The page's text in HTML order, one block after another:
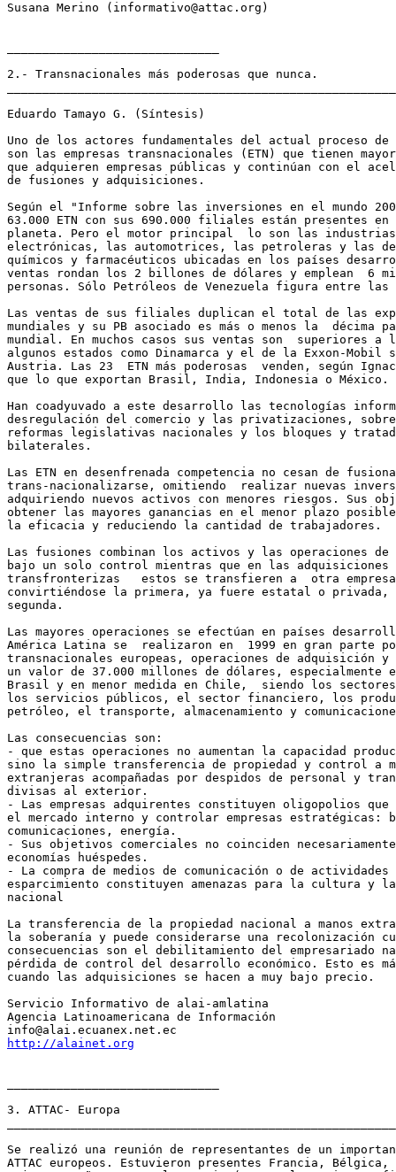
Susana Merino (informativo@attac.org)
2.- Transnacionales más poderosas que nunca.
Eduardo Tamayo G. (Síntesis)
Uno de los actores fundamentales del actual proceso
son las empresas transnacionales (ETN) que tienen
que adquieren empresas públicas y continúan con el
de fusiones y adquisiciones.
Según el "Informe sobre las inversiones en el mundo
63.000 ETN con sus 690.000 filiales están presentes
planeta. Pero el motor principal  lo son las
electrónicas, las automotrices, las petroleras y las de
químicos y farmacéuticos ubicadas en los países
ventas rondan los 2 billones de dólares y emplean  6
personas. Sólo Petróleos de Venezuela figura entre las
Las ventas de sus filiales duplican el total de las
mundiales y su PB asociado es más o menos la  décima
mundial. En muchos casos sus ventas son  superiores a
algunos estados como Dinamarca y el de la Exxon-Mobil
Austria. Las 23  ETN más poderosas  venden, según
que lo que exportan Brasil, India, Indonesia o México.
Han coadyuvado a este desarrollo las tecnologías
desregulación del comercio y las privatizaciones,
reformas legislativas nacionales y los bloques y
bilaterales.
Las ETN en desenfrenada competencia no cesan de
trans-nacionalizarse, omitiendo  realizar nuevas
adquiriendo nuevos activos con menores riesgos. Sus
obtener las mayores ganancias en el menor plazo
la eficacia y reduciendo la cantidad de trabajadores.
Las fusiones combinan los activos y las operaciones de
bajo un solo control mientras que en las adquisiciones
transfronterizas   estos se transfieren a  otra
convirtiéndose la primera, ya fuere estatal o
segunda.
Las mayores operaciones se efectúan en países
América Latina se  realizaron en  1999 en gran parte
transnacionales europeas, operaciones de adquisición
un valor de 37.000 millones de dólares, especialmente
Brasil y en menor medida en Chile,  siendo los sectores
los servicios públicos, el sector financiero, los
petróleo, el transporte, almacenamiento y
Las consecuencias son:
- que estas operaciones no aumentan la capacidad
sino la simple transferencia de propiedad y control a
extranjeras acompañadas por despidos de personal y
divisas al exterior.
- Las empresas adquirentes constituyen oligopolios que
el mercado interno y controlar empresas estratégicas:
comunicaciones, energía.
- Sus objetivos comerciales no coinciden
economías huéspedes.
- La compra de medios de comunicación o de actividades
esparcimiento constituyen amenazas para la cultura y
nacional
La transferencia de la propiedad nacional a manos
la soberanía y puede considerarse una recolonización
consecuencias son el debilitamiento del empresariado
pérdida de control del desarrollo económico. Esto es
cuando las adquisiciones se hacen a muy bajo precio.
Servicio Informativo de alai-amlatina
Agencia Latinoamericana de Información
http://alainet.org